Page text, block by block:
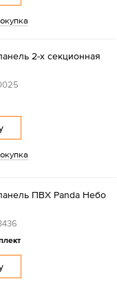
2-х секционная
ПВХ Panda Небо